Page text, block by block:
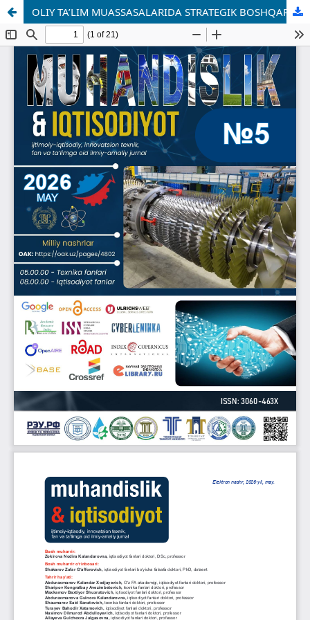
OLIY TA’LIM MUASSASALARIDA STRATEGIK BOSHQARUVNI TADQIQ ETISHNING ZAMONAVIY METODOLOGIK YONDASHUVLARI